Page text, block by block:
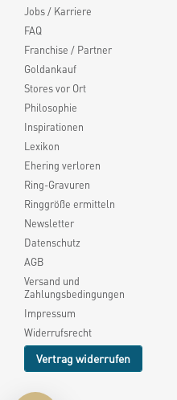
Jobs / Karriere
FAQ
Franchise / Partner
Goldankauf
Stores vor Ort
Philosophie
Inspirationen
Lexikon
Ehering verloren
Ring-Gravuren
Ringgröße ermitteln
Newsletter
Datenschutz
AGB
Versand und
Zahlungsbedingungen
Impressum
Widerrufsrecht
Vertrag widerrufen